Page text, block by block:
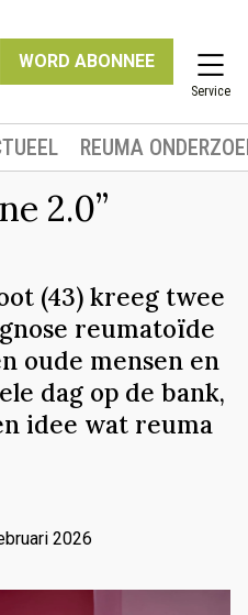
WORD ABONNEE
Service
REUMA
2.0”
(43) kreeg twee
reumatoïde
oude mensen en
dag op de bank,
idee wat reuma
2026